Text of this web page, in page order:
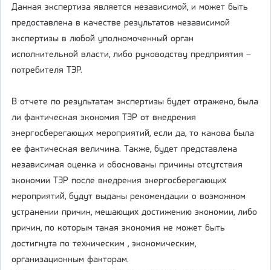
Данная экспертиза является независимой, и может быть
предоставлена в качестве результатов независимой
экспертизы в любой уполномоченный орган
исполнительной власти, либо руководству предприятия –
потребителя ТЭР.
В отчете по результатам экспертизы будет отражено, была
ли фактическая экономия ТЭР от внедрения
энергосберегающих мероприятий, если да, то какова была
ее фактическая величина. Также, будет представлена
независимая оценка и обоснованы причины отсутствия
экономии ТЭР после внедрения энергосберегающих
мероприятий, будут выданы рекомендации о возможном
устранении причин, мешающих достижению экономии, либо
причин, по которым такая экономия не может быть
достигнута по техническим , экономическим,
организационным факторам.